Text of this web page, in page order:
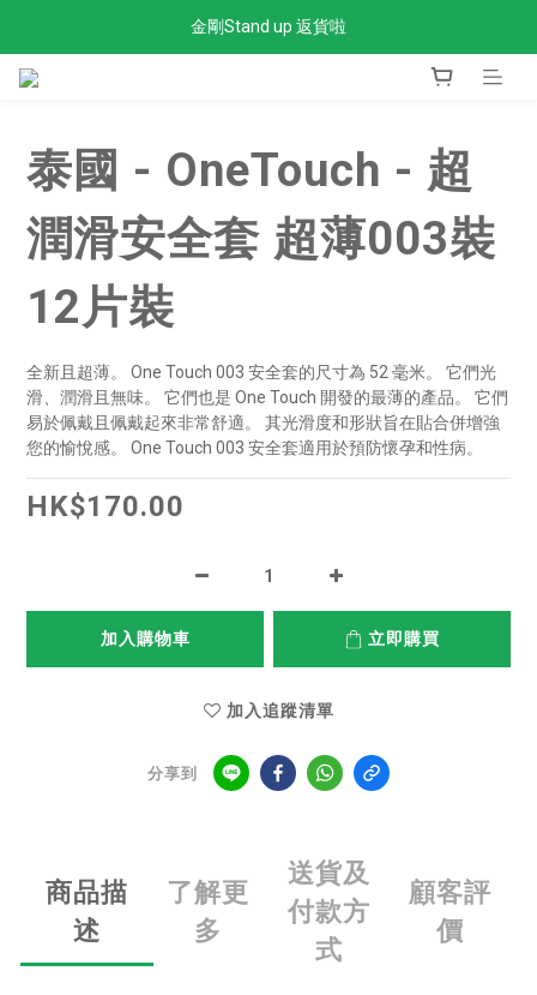
全單滿$300免運費
金剛Stand up 返貨啦
泰國 - OneTouch - 超
潤滑安全套 超薄003裝
12片裝
全新且超薄。 One Touch 003 安全套的尺寸為 52 毫米。 它們光
滑、潤滑且無味。 它們也是 One Touch 開發的最薄的產品。 它們
易於佩戴且佩戴起來非常舒適。 其光滑度和形狀旨在貼合併增強
您的愉悅感。 One Touch 003 安全套適用於預防懷孕和性病。
HK$170.00
加入購物車 立即購買
加入追蹤清單
分享到
商品描
述
了解更
多
送貨及
付款方
式
顧客評
價